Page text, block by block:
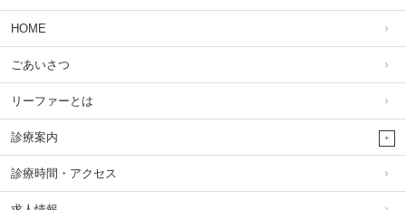
HOME
ごあいさつ
リーファーとは
診療案内
診療時間・アクセス